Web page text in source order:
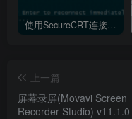
使用SecureCRT连接Ubuntu20.04报错：Key exchange failed. No compatible key exchange method.
上一篇
屏幕录屏(Movavi Screen
Recorder Studio) v11.1.0